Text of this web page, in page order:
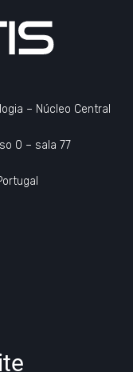
– Núcleo Central
0 – sala 77